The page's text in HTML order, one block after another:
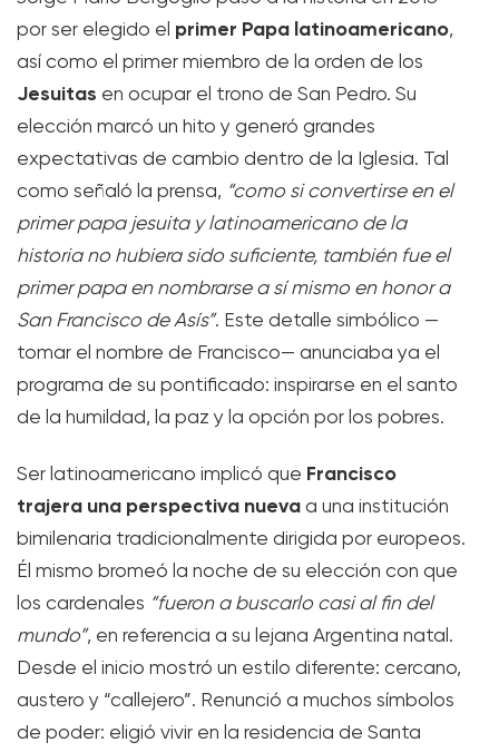
por ser elegido el primer Papa latinoamericano,
así como el primer miembro de la orden de los
Jesuitas en ocupar el trono de San Pedro. Su
elección marcó un hito y generó grandes
expectativas de cambio dentro de la Iglesia. Tal
como señaló la prensa, “como si convertirse en el
primer papa jesuita y latinoamericano de la
historia no hubiera sido suficiente, también fue el
primer papa en nombrarse a sí mismo en honor a
San Francisco de Asís”. Este detalle simbólico —
tomar el nombre de Francisco— anunciaba ya el
programa de su pontificado: inspirarse en el santo
de la humildad, la paz y la opción por los pobres.
Ser latinoamericano implicó que Francisco
trajera una perspectiva nueva a una institución
bimilenaria tradicionalmente dirigida por europeos.
Él mismo bromeó la noche de su elección con que
los cardenales “fueron a buscarlo casi al fin del
mundo”, en referencia a su lejana Argentina natal.
Desde el inicio mostró un estilo diferente: cercano,
austero y “callejero”. Renunció a muchos símbolos
de poder: eligió vivir en la residencia de Santa